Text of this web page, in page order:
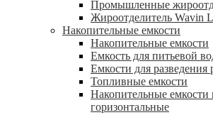
Промышленные
Жироотделитель Wavin
Накопительные емкости
Накопительные емкости
Емкость для питьевой
Емкости для разведения
Топливные емкости
Накопительные емкости
горизонтальные